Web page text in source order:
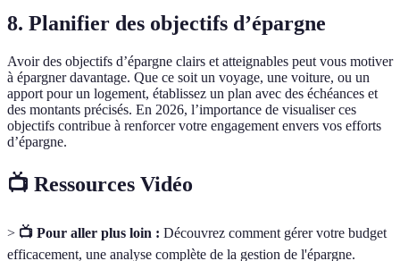
8. Planifier des objectifs d’épargne
Avoir des objectifs d’épargne clairs et atteignables peut vous motiver
à épargner davantage. Que ce soit un voyage, une voiture, ou un
apport pour un logement, établissez un plan avec des échéances et
des montants précisés. En 2026, l’importance de visualiser ces
objectifs contribue à renforcer votre engagement envers vos efforts
d’épargne.
📺 Ressources Vidéo
> 📺 Pour aller plus loin : Découvrez comment gérer votre budget
efficacement, une analyse complète de la gestion de l'épargne.